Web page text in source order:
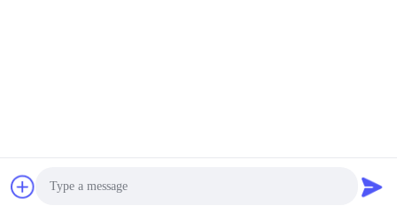
hotmelt-films.com . सर्वाधिकार सुरक्षित।